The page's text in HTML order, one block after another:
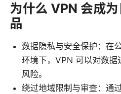
为什么 VPN 会成
品
数据隐私与安全保护：在
环境下，VPN 可以对数据
风险。
绕过地域限制与审查：通